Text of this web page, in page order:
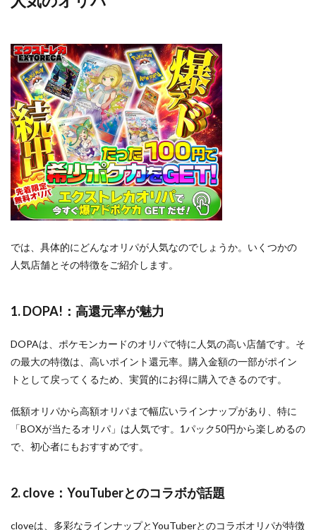
では、具体的にどんなオリパが人気なのでしょうか。いくつかの
人気店舗とその特徴をご紹介します。
1. DOPA!：高還元率が魅力
DOPAは、ポケモンカードのオリパで特に人気の高い店舗です。そ
の最大の特徴は、高いポイント還元率。購入金額の一部がポイン
トとして戻ってくるため、実質的にお得に購入できるのです。
低額オリパから高額オリパまで幅広いラインナップがあり、特に
「BOXが当たるオリパ」は人気です。1パック50円から楽しめるの
で、初心者にもおすすめです。
2. clove：YouTuberとのコラボが話題
cloveは、多彩なラインナップとYouTuberとのコラボオリパが特徴